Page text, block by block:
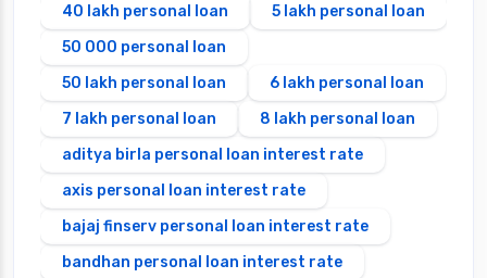
40 lakh personal loan
5 lakh personal loan
50 000 personal loan
50 lakh personal loan
6 lakh personal loan
7 lakh personal loan
8 lakh personal loan
aditya birla personal loan interest rate
axis personal loan interest rate
bajaj finserv personal loan interest rate
bandhan personal loan interest rate